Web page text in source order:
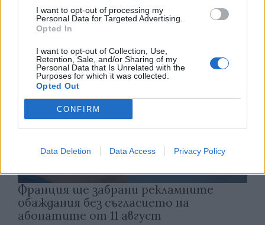
I want to opt-out of processing my
Personal Data for Targeted Advertising.
Opted In
I want to opt-out of Collection, Use,
Retention, Sale, and/or Sharing of my
Personal Data that Is Unrelated with the
Purposes for which it was collected.
Opted Out
CONFIRM
Data Deletion Data Access Privacy Policy
Франция ще забрани рекламните
обаждания без съгласието на
абонатите от 11 август